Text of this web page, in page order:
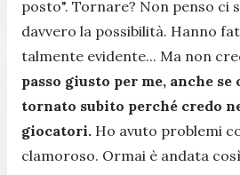
posto". Tornare? Non penso ci
davvero la possibilità. Hanno
talmente evidente... Ma non
passo giusto per me, anche
tornato subito perché credo
giocatori. Ho avuto problemi
clamoroso. Ormai è andata così